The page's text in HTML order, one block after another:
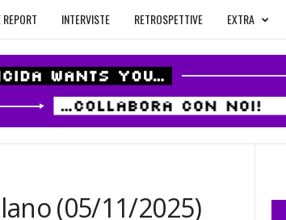
REPORT INTERVISTE RETROSPETTIVE EXTRA
(05/11/2025)